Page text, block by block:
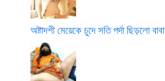
অষ্টাদশী মেয়েকে চুদে সতি পর্দা ছিড়লো বাবা